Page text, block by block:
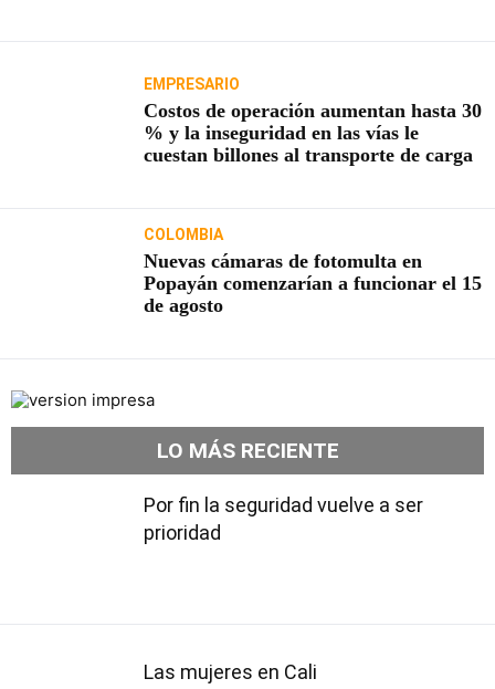
EMPRESARIO
Costos de operación aumentan hasta 30
% y la inseguridad en las vías le
cuestan billones al transporte de carga
COLOMBIA
Nuevas cámaras de fotomulta en
Popayán comenzarían a funcionar el 15
de agosto
LO MÁS RECIENTE
Por fin la seguridad vuelve a ser
prioridad
Las mujeres en Cali